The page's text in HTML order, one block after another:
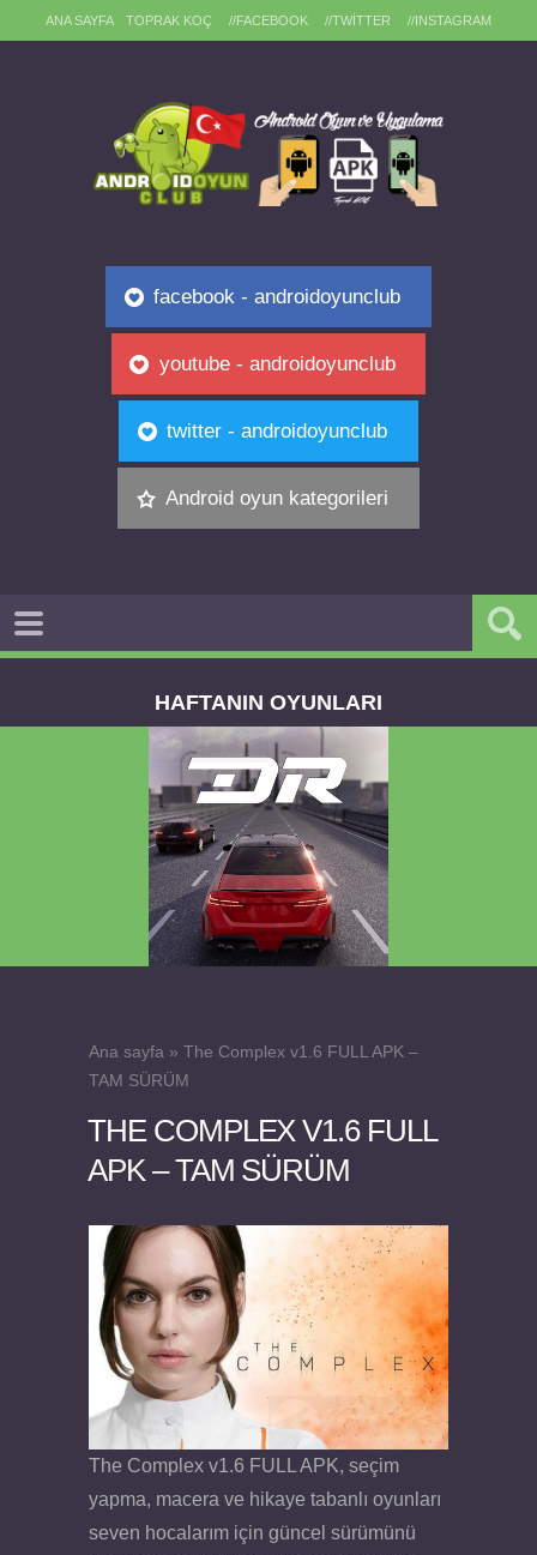
ANA SAYFA TOPRAK KOÇ //FACEBOOK //TWITTER //INSTAGRAM
facebook - androidoyunclub
youtube - androidoyunclub
twitter - androidoyunclub
Android oyun kategorileri
HAFTANIN OYUNLARI
Felix the Reaper v1.25 FULL APK
Ana sayfa » The Complex v1.6 FULL APK –
TAM SÜRÜM
THE COMPLEX V1.6 FULL
APK – TAM SÜRÜM
The Complex v1.6 FULL APK, seçim
yapma, macera ve hikaye tabanlı oyunları
seven hocalarım için güncel sürümünü